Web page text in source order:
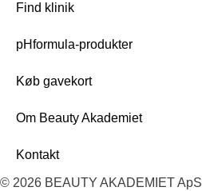
Find klinik
pHformula-produkter
Køb gavekort
Om Beauty Akademiet
Kontakt
© 2026 BEAUTY AKADEMIET ApS